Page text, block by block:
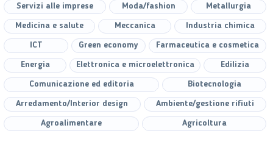
Servizi alle imprese Moda/fashion Metallurgia
Medicina e salute Meccanica Industria chimica
ICT Green economy Farmaceutica e cosmetica
Energia Elettronica e microelettronica Edilizia
Comunicazione ed editoria Biotecnologia
Arredamento/Interior design Ambiente/gestione rifiuti
Agroalimentare Agricoltura